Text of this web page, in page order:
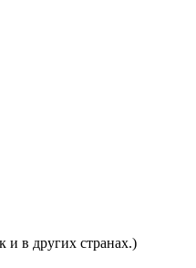
в других странах.)